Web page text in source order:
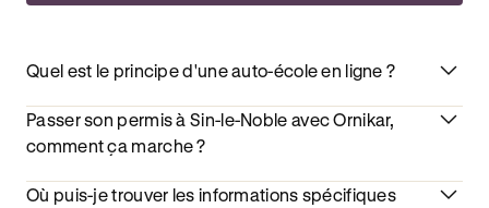
Quel est le principe d'une auto-école en ligne ?
Passer son permis à Sin-le-Noble avec Ornikar,
comment ça marche ?
Où puis-je trouver les informations spécifiques